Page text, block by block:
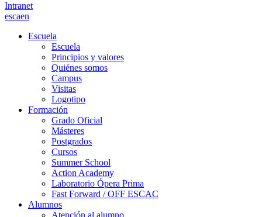
Intranet
escaen
Escuela
Escuela
Principios y valores
Quiénes somos
Campus
Visitas
Logotipo
Formación
Grado Oficial
Másteres
Postgrados
Cursos
Summer School
Action Academy
Laboratorio Ópera Prima
Fast Forward / OFF ESCAC
Alumnos
Atención al alumno